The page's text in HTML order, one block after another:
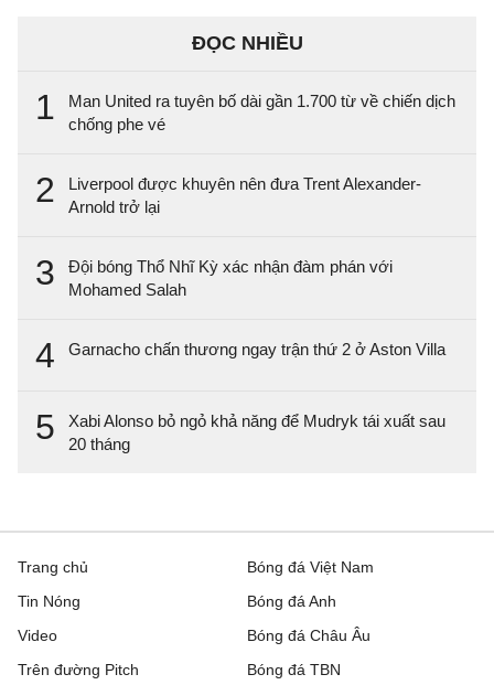
ĐỌC NHIỀU
1
Man United ra tuyên bố dài gần 1.700 từ về chiến dịch
chống phe vé
2
Liverpool được khuyên nên đưa Trent Alexander-
Arnold trở lại
3
Đội bóng Thổ Nhĩ Kỳ xác nhận đàm phán với
Mohamed Salah
4 Garnacho chấn thương ngay trận thứ 2 ở Aston Villa
5
Xabi Alonso bỏ ngỏ khả năng để Mudryk tái xuất sau
20 tháng
Trang chủ
Tin Nóng
Video
Trên đường Pitch
Bóng đá Việt Nam
Bóng đá Anh
Bóng đá Châu Âu
Bóng đá TBN